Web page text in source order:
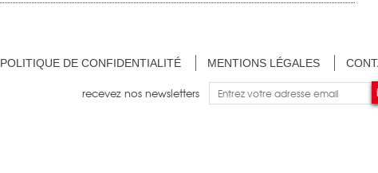
POLITIQUE DE CONFIDENTIALITÉ MENTIONS LÉGALES
recevez nos newsletters